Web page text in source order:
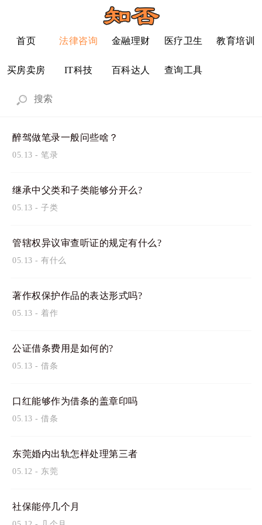
首页 法律咨询 金融理财 医疗卫生 教育培训
买房卖房 IT科技 百科达人 查询工具
醉驾做笔录一般问些啥？
05.13-笔录
继承中父类和子类能够分开么?
05.13-子类
管辖权异议审查听证的规定有什么?
05.13-有什么
著作权保护作品的表达形式吗?
05.13-着作
公证借条费用是如何的?
05.13-借条
口红能够作为借条的盖章印吗
05.13-借条
东莞婚内出轨怎样处理第三者
05.12- 东莞
社保能停几个月